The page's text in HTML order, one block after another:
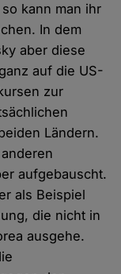
kann man ihr
In dem
aber diese
auf die US-
zur
Ländern.
aufgebauscht.
als Beispiel
die nicht in
ausgehe.